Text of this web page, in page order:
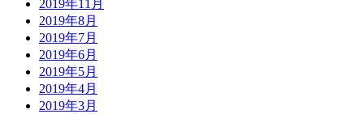
2019年11月
2019年8月
2019年7月
2019年6月
2019年5月
2019年4月
2019年3月